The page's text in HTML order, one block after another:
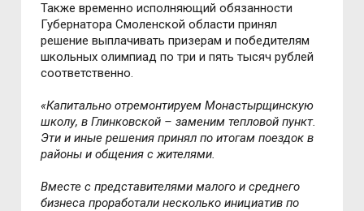
Также временно исполняющий обязанности
Губернатора Смоленской области принял
решение выплачивать призерам и победителям
школьных олимпиад по три и пять тысяч рублей
соответственно.
«Капитально отремонтируем Монастырщинскую
школу, в Глинковской – заменим тепловой пункт.
Эти и иные решения принял по итогам поездок в
районы и общения с жителями.
Вместе с представителями малого и среднего
бизнеса проработали несколько инициатив по